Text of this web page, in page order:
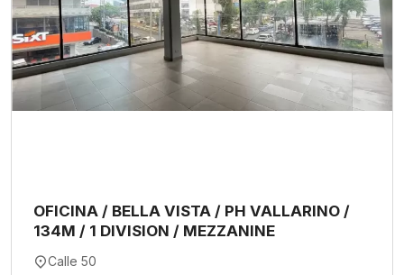
OFICINA / BELLA VISTA / PH VALLARINO /
134M / 1 DIVISION / MEZZANINE
Calle 50